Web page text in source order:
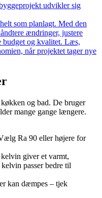
udvikler sig
som planlagt. Med den
ændringer, justere
budget og kvalitet. Læs,
når projektet tager nye
og bad. De bruger
mange gange længere.
Ra 90 eller højere for
giver et varmt,
passer bedre til
kan dæmpes – tjek